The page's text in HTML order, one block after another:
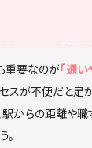
重要なのが「通い
スが不便だと足
からの距離や
。